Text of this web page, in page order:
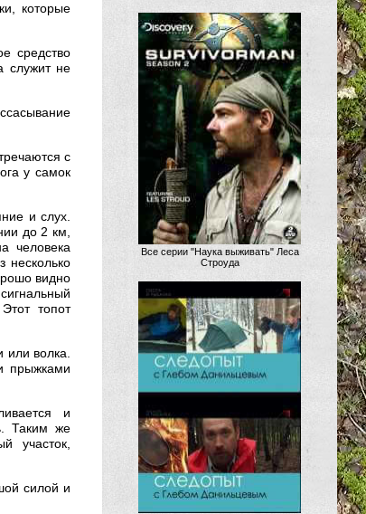
которые
средство
служит не
с
у самок
и слух.
до 2 км,
человека
несколько
видно
топот
волка.
прыжками
и
Таким же
участок,
силой и
Все серии "Наука выживать" Леса
Строуда